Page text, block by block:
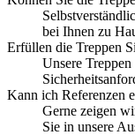
bei Ihnen zu
Erfüllen die Treppen
Unsere Treppen
Kann ich Referenzen
Gerne zeigen
Sie in unsere